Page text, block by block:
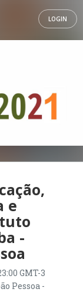
LOGIN
e
-
GMT-3
Pessoa -